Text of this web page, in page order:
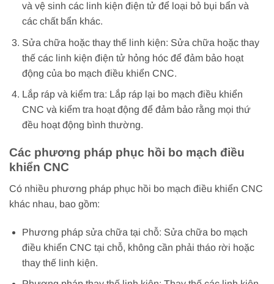
và vệ sinh các linh kiện điện tử để loại bỏ bụi bẩn và
các chất bẩn khác.
Sửa chữa hoặc thay thế linh kiện: Sửa chữa hoặc thay
thế các linh kiện điện tử hỏng hóc để đảm bảo hoạt
động của bo mạch điều khiển CNC.
Lắp ráp và kiểm tra: Lắp ráp lại bo mạch điều khiển
CNC và kiểm tra hoạt động để đảm bảo rằng mọi thứ
đều hoạt động bình thường.
Các phương pháp phục hồi bo mạch điều
khiển CNC
Có nhiều phương pháp phục hồi bo mạch điều khiển CNC
khác nhau, bao gồm:
Phương pháp sửa chữa tại chỗ: Sửa chữa bo mạch
điều khiển CNC tại chỗ, không cần phải tháo rời hoặc
thay thế linh kiện.